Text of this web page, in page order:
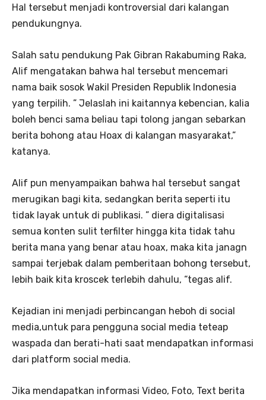
Hal tersebut menjadi kontroversial dari kalangan
pendukungnya.
Salah satu pendukung Pak Gibran Rakabuming Raka,
Alif mengatakan bahwa hal tersebut mencemari
nama baik sosok Wakil Presiden Republik Indonesia
yang terpilih. ” Jelaslah ini kaitannya kebencian, kalia
boleh benci sama beliau tapi tolong jangan sebarkan
berita bohong atau Hoax di kalangan masyarakat,”
katanya.
Alif pun menyampaikan bahwa hal tersebut sangat
merugikan bagi kita, sedangkan berita seperti itu
tidak layak untuk di publikasi. ” diera digitalisasi
semua konten sulit terfilter hingga kita tidak tahu
berita mana yang benar atau hoax, maka kita janagn
sampai terjebak dalam pemberitaan bohong tersebut,
lebih baik kita kroscek terlebih dahulu, “tegas alif.
Kejadian ini menjadi perbincangan heboh di social
media,untuk para pengguna social media teteap
waspada dan berati-hati saat mendapatkan informasi
dari platform social media.
Jika mendapatkan informasi Video, Foto, Text berita